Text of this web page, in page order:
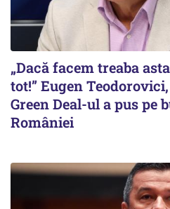
„Dacă facem treaba
tot!” Eugen
Green Deal-ul a pus pe
României